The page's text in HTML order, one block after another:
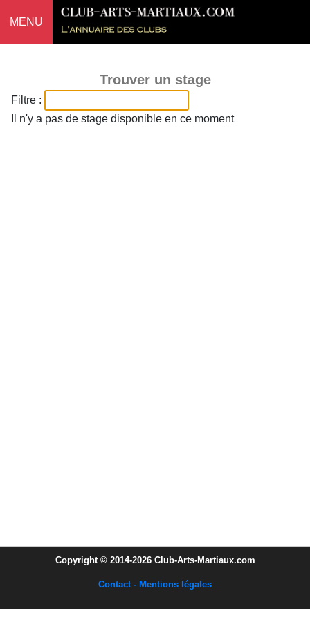
MENU
Trouver un stage
Filtre :
Il n'y a pas de stage disponible en ce moment
Copyright © 2014-2026 Club-Arts-Martiaux.com
Contact - Mentions légales